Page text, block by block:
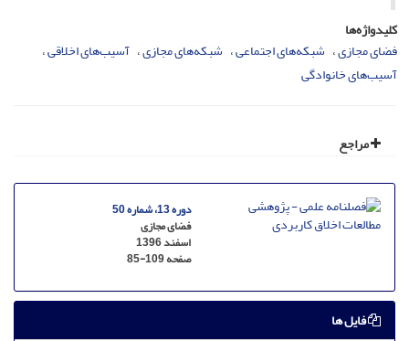
کلیدواژه‌ها
فضای مجازی شبکه‌های اجتماعی شبکه‌های مجازی آسیب‌های اخلاقی
آسیب‌های خانوادگی
مراجع
دوره 13، شماره 50
فضای مجازی
اسفند 1396
صفحه85-109
فایل ها